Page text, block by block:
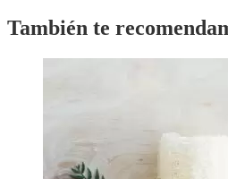
También te